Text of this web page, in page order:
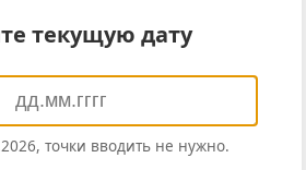
текущую дату
точки вводить не нужно.